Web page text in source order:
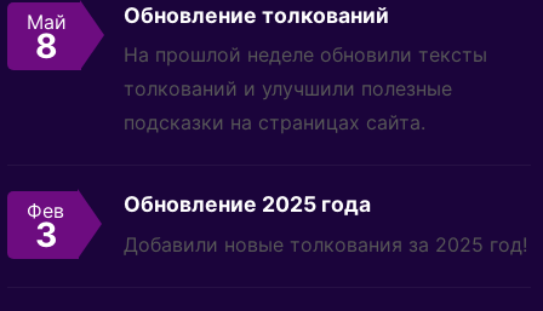
Май
8
Обновление толкований
На прошлой неделе обновили тексты
толкований и улучшили полезные
подсказки на страницах сайта.
Фев
3
Обновление 2025 года
Добавили новые толкования за 2025 год!